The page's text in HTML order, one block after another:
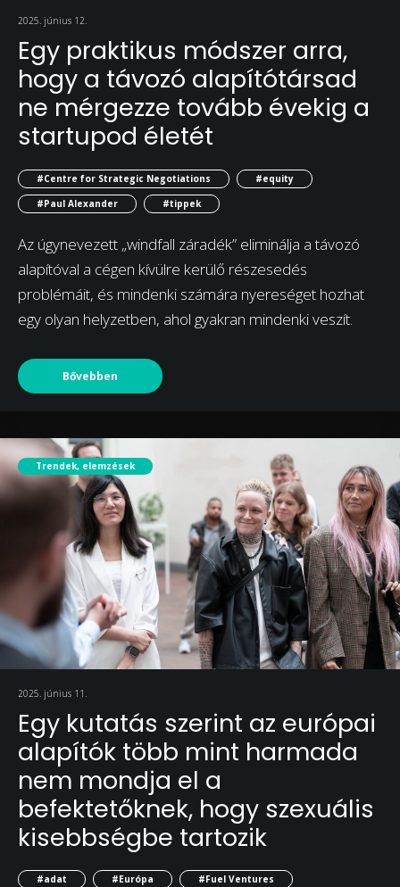
2025. június 12.
Egy praktikus módszer arra,
hogy a távozó alapítótársad
ne mérgezze tovább évekig a
startupod életét
#Centre for Strategic Negotiations
#equity
#Paul Alexander
#tippek
Az úgynevezett „windfall záradék” eliminálja a távozó
alapítóval a cégen kívülre kerülő részesedés
problémáit, és mindenki számára nyereséget hozhat
egy olyan helyzetben, ahol gyakran mindenki veszít.
Bővebben
Trendek, elemzések
2025. június 11.
Egy kutatás szerint az európai
alapítók több mint harmada
nem mondja el a
befektetőknek, hogy szexuális
kisebbségbe tartozik
#adat #Európa #Fuel Ventures